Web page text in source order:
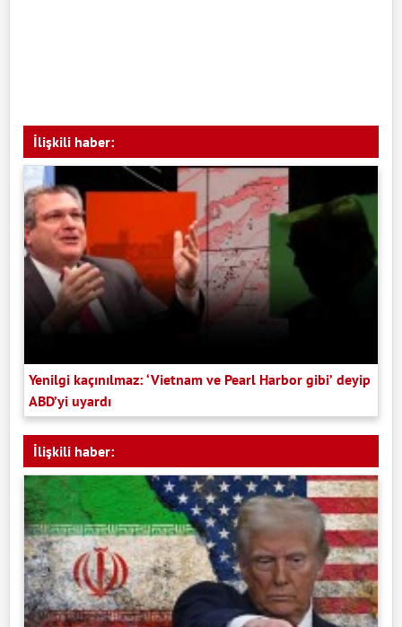
İlişkili haber:
Yenilgi kaçınılmaz: ‘Vietnam ve Pearl Harbor gibi’ deyip
ABD’yi uyardı
İlişkili haber: